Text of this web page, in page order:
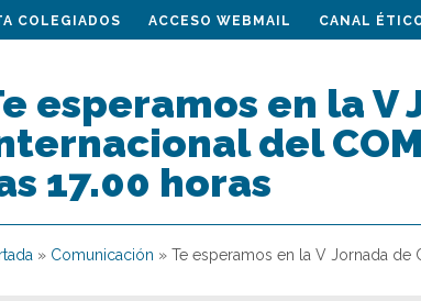
COLEGIADOS ACCESO WEBMAIL CANAL
esperamos en la
del
17.00 horas
» Comunicación » Te esperamos en la V Jornada de